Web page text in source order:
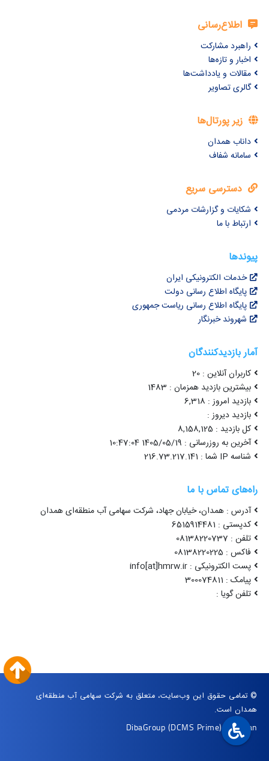
اطلاع‌رسانی
راهبرد مشارکت
اخبار و تازه‌ها
مقالات و یادداشت‌ها
گالری تصاویر
زیر پورتال‌ها
داناب همدان
سامانه شفاف
دسترسی سریع
شکایات و گزارشات مردمی
ارتباط با ما
پیوندها
خدمات الکترونیکی ایران
پایگاه اطلاع رسانی دولت
پایگاه اطلاع رسانی ریاست جمهوری
شهروند خبرنگار
آمار بازدیدکنندگان
کاربران آنلاین : 20
بیشترین بازدید همزمان : 1483
بازدید امروز : 6,318
بازدید دیروز :
کل بازدید : 8,158,125
آخرین به روزرسانی : 1405/05/19 10:47:04
شناسه IP شما : 216.73.217.141
راه‌های تماس با ما
آدرس : همدان، خیابان جهاد، شرکت سهامی آب منطقه‌ای همدان
کدپستی : 6515914481
تلفن : 08138220737
فاکس : 08138220225
پست الکترونیکی : info[at]hmrw.ir
پیامک : 300074811
تلفن گویا :
© تمامی حقوق این وب‌سایت، متعلق به شرکت سهامی آب منطقه‌ای
همدان است.
DibaGroup (DCMS Prime)|Arvan